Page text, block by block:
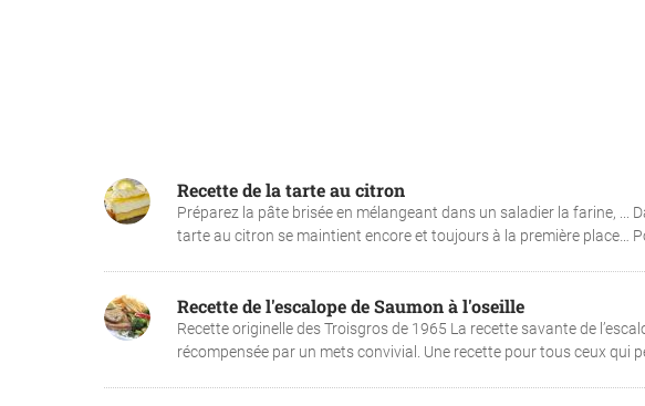
Recette de la tarte au citron
Préparez la pâte brisée en mélangeant dans un saladier la farine, ...
tarte au citron se maintient encore et toujours à la première place…
Recette de l'escalope de Saumon à l'oseille
Recette originelle des Troisgros de 1965 La recette savante de
récompensée par un mets convivial. Une recette pour tous ceux qui